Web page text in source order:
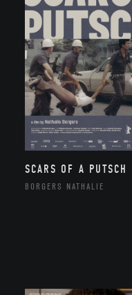
SCARS OF A PUTSCH
BORGERS NATHALIE